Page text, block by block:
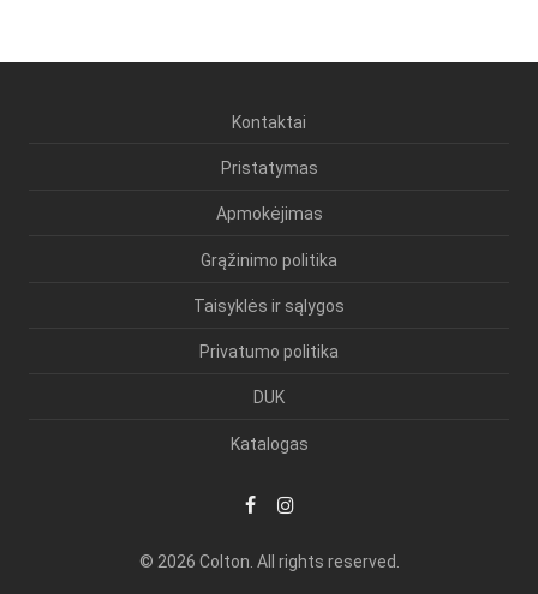
Kontaktai
Pristatymas
Apmokėjimas
Grąžinimo politika
Taisyklės ir sąlygos
Privatumo politika
DUK
Katalogas
© 2026 Colton. All rights reserved.